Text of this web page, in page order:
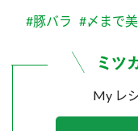
#豚バラ #〆まで
My レ